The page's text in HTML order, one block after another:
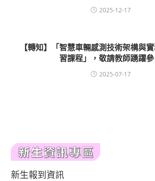
2025-12-17
【轉知】「智慧車輛感測技術架構與
習課程」，敬請教師踴躍參
2025-07-17
新生報到資訊